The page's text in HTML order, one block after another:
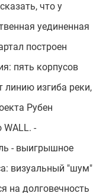
что у
уединенная
построен
пять корпусов
линию изгиба реки,
Рубен
WALL. -
- выигрышное
визуальный "шум"
на долговечность